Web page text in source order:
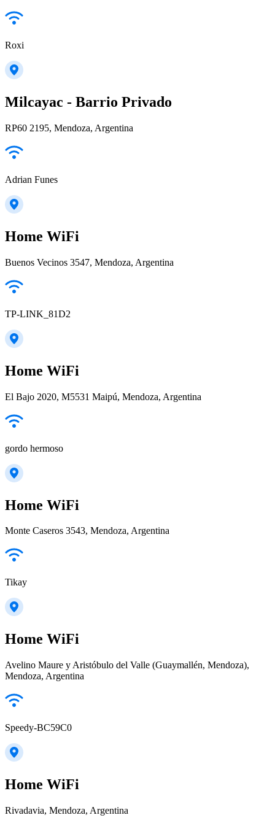
Roxi
Milcayac - Barrio Privado
RP60 2195, Mendoza, Argentina
Adrian Funes
Home WiFi
Buenos Vecinos 3547, Mendoza, Argentina
TP-LINK_81D2
Home WiFi
El Bajo 2020, M5531 Maipú, Mendoza, Argentina
gordo hermoso
Home WiFi
Monte Caseros 3543, Mendoza, Argentina
Tikay
Home WiFi
Avelino Maure y Aristóbulo del Valle (Guaymallén, Mendoza),
Mendoza, Argentina
Speedy-BC59C0
Home WiFi
Rivadavia, Mendoza, Argentina